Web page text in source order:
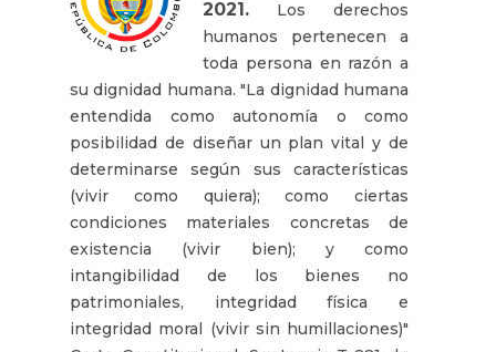
2021. Los derechos
humanos pertenecen a
toda persona en razón a
su dignidad humana. "La dignidad humana
entendida como autonomía o como
posibilidad de diseñar un plan vital y de
determinarse según sus características
(vivir como quiera); como ciertas
condiciones materiales concretas de
existencia (vivir bien); y como
intangibilidad de los bienes no
patrimoniales, integridad física e
integridad moral (vivir sin humillaciones)"